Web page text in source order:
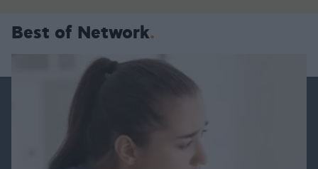
Best of Network